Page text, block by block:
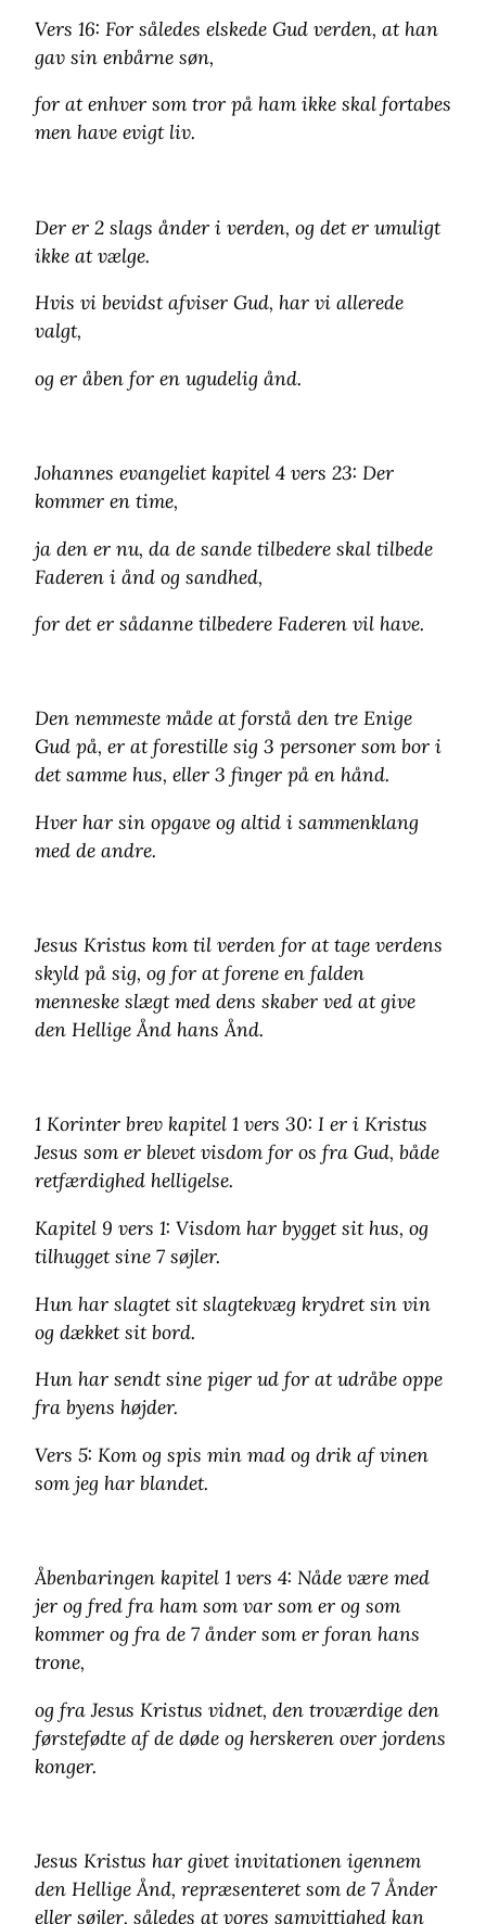
Vers 16: For således elskede Gud verden, at han
gav sin enbårne søn,
for at enhver som tror på ham ikke skal fortabes
men have evigt liv.
Der er 2 slags ånder i verden, og det er umuligt
ikke at vælge.
Hvis vi bevidst afviser Gud, har vi allerede
valgt,
og er åben for en ugudelig ånd.
Johannes evangeliet kapitel 4 vers 23: Der
kommer en time,
ja den er nu, da de sande tilbedere skal tilbede
Faderen i ånd og sandhed,
for det er sådanne tilbedere Faderen vil have.
Den nemmeste måde at forstå den tre Enige
Gud på, er at forestille sig 3 personer som bor i
det samme hus, eller 3 finger på en hånd.
Hver har sin opgave og altid i sammenklang
med de andre.
Jesus Kristus kom til verden for at tage verdens
skyld på sig, og for at forene en falden
menneske slægt med dens skaber ved at give
den Hellige Ånd hans Ånd.
1 Korinter brev kapitel 1 vers 30: I er i Kristus
Jesus som er blevet visdom for os fra Gud, både
retfærdighed helligelse.
Kapitel 9 vers 1: Visdom har bygget sit hus, og
tilhugget sine 7 søjler.
Hun har slagtet sit slagtekvæg krydret sin vin
og dækket sit bord.
Hun har sendt sine piger ud for at udråbe oppe
fra byens højder.
Vers 5: Kom og spis min mad og drik af vinen
som jeg har blandet.
Åbenbaringen kapitel 1 vers 4: Nåde være med
jer og fred fra ham som var som er og som
kommer og fra de 7 ånder som er foran hans
trone,
og fra Jesus Kristus vidnet, den troværdige den
førstefødte af de døde og herskeren over jordens
konger.
Jesus Kristus har givet invitationen igennem
den Hellige Ånd, repræsenteret som de 7 Ånder
eller søjler, således at vores samvittighed kan